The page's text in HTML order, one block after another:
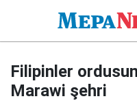
Filipinler
Marawi şehri